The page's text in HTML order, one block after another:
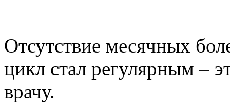
Отсутствие месячных
цикл стал регулярным –
врачу.